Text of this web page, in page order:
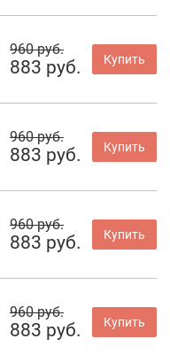
960 руб.
883 руб. Купить
960 руб.
883 руб. Купить
960 руб.
883 руб. Купить
960 руб.
883 руб. Купить